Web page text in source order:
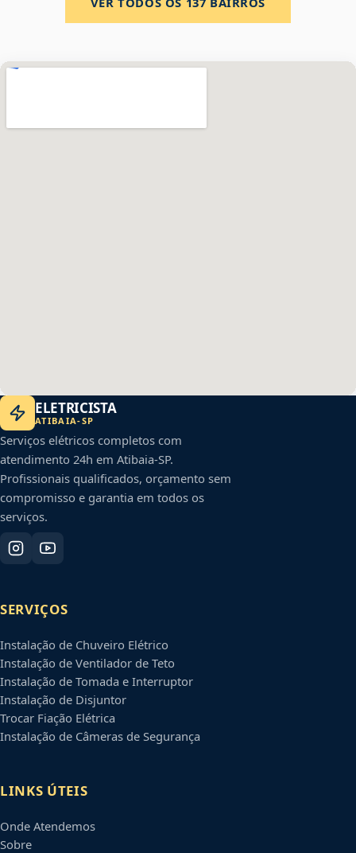
ELETRICISTA
ATIBAIA-SP
Serviços elétricos completos com
atendimento 24h em Atibaia-SP.
Profissionais qualificados, orçamento sem
compromisso e garantia em todos os
serviços.
SERVIÇOS
Instalação de Chuveiro Elétrico
Instalação de Ventilador de Teto
Instalação de Tomada e Interruptor
Instalação de Disjuntor
Trocar Fiação Elétrica
Instalação de Câmeras de Segurança
LINKS ÚTEIS
Onde Atendemos
Sobre